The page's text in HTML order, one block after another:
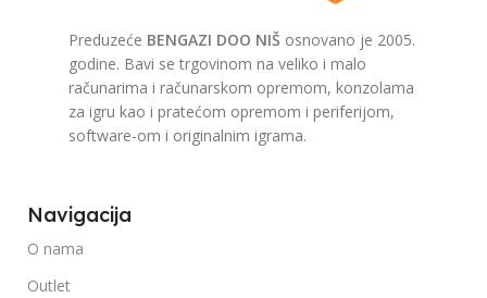
Preduzeće BENGAZI DOO NIŠ osnovano je 2005.
godine. Bavi se trgovinom na veliko i malo
računarima i računarskom opremom, konzolama
za igru kao i pratećom opremom i periferijom,
software-om i originalnim igrama.
Navigacija
O nama
Outlet